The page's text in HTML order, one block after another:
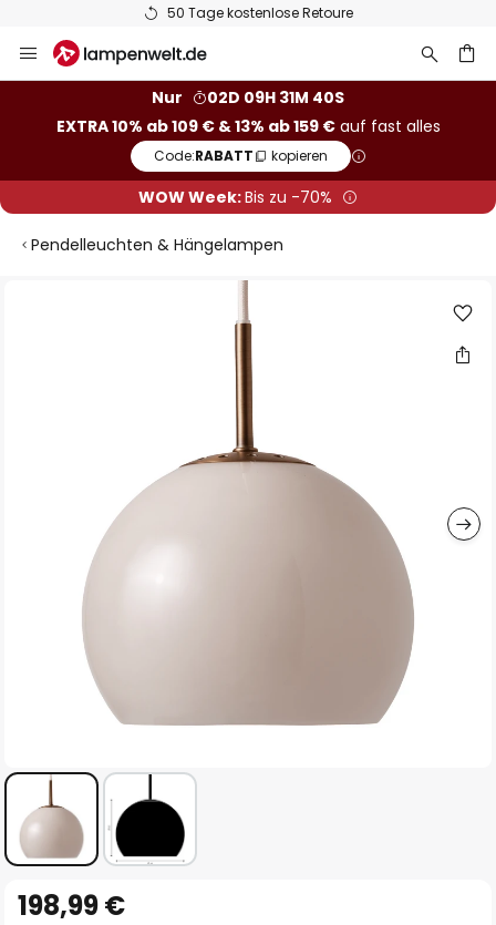
50 Tage kostenlose Retoure
Inhalt
Nur
02D 09H 31M 40S
EXTRA 10% ab 109 € & 13% ab 159 €auf fast alles
Code:RABATT kopieren
WOW Week:Bis zu -70%
Pendelleuchten & Hängelampen
Anfang
198,99 €